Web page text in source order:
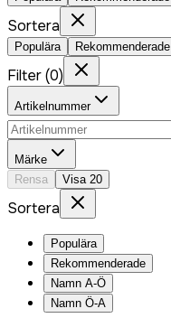
Sortera
Populära Rekommenderade
Filter(0)
Artikelnummer
Märke
Rensa
Visa 20
Sortera
Populära
Rekommenderade
Namn A-Ö
Namn Ö-A